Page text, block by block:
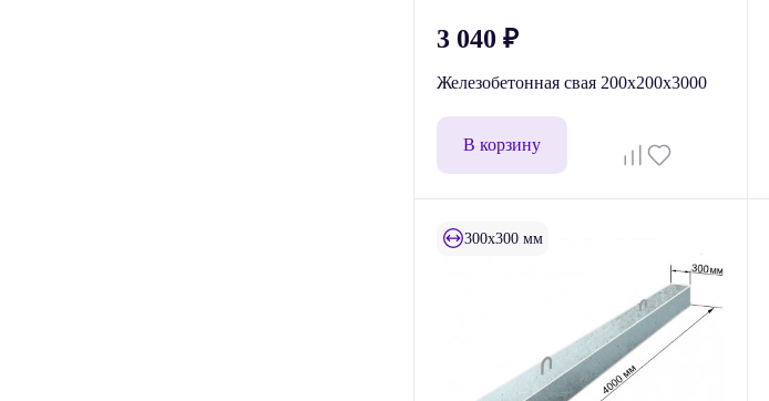
3 040 ₽
Железобетонная свая 200х200х3000
В корзину
300x300 мм